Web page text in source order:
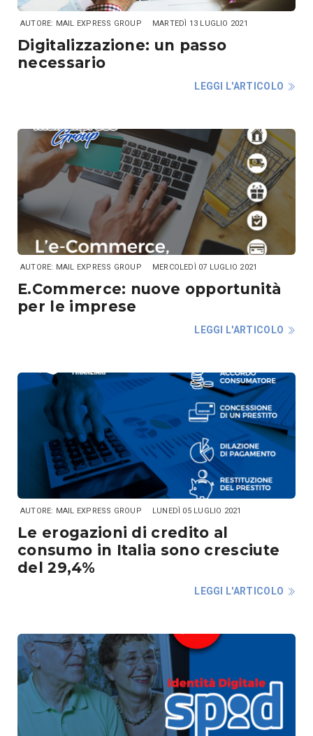
AUTORE: MAIL EXPRESS GROUP MARTEDÌ 13 LUGLIO 2021
Digitalizzazione: un passo
necessario
LEGGI L'ARTICOLO
AUTORE: MAIL EXPRESS GROUP MERCOLEDÌ 07 LUGLIO 2021
E.Commerce: nuove opportunità
per le imprese
LEGGI L'ARTICOLO
AUTORE: MAIL EXPRESS GROUP LUNEDÌ 05 LUGLIO 2021
Le erogazioni di credito al
consumo in Italia sono cresciute
del 29,4%
LEGGI L'ARTICOLO